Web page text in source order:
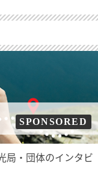
SPONSORED
局・団体のインタビ